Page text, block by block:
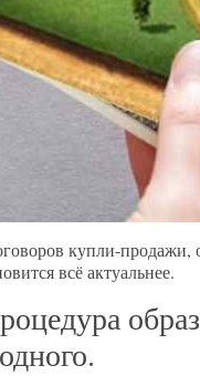
купли-продажи,
всё актуальнее.